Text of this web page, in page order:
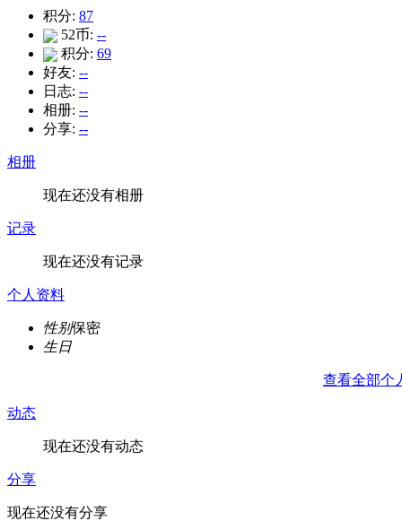
积分: 87
52币: --
积分: 69
好友: --
日志: --
相册: --
分享: --
相册
现在还没有相册
记录
现在还没有记录
个人资料
性别保密
生日
查看全部个
动态
现在还没有动态
分享
现在还没有分享